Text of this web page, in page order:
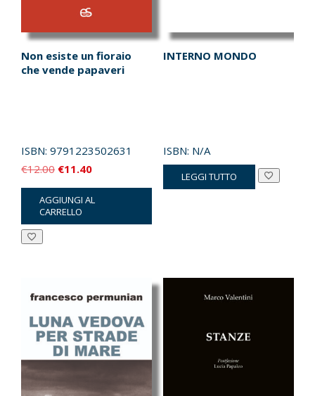
Non esiste un fioraio
che vende papaveri
ISBN: 9791223502631
€12.00 Il
prezzo
originale
era:
€11.40Il
prezzo
attuale
è:
AGGIUNGI AL
CARRELLO
INTERNO MONDO
ISBN: N/A
LEGGI TUTTO